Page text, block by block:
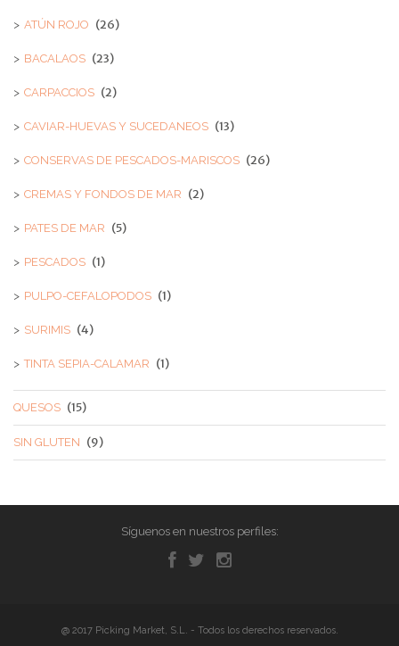
ATÚN ROJO (26)
BACALAOS (23)
CARPACCIOS (2)
CAVIAR-HUEVAS Y SUCEDANEOS (13)
CONSERVAS DE PESCADOS-MARISCOS (26)
CREMAS Y FONDOS DE MAR (2)
PATES DE MAR (5)
PESCADOS (1)
PULPO-CEFALOPODOS (1)
SURIMIS (4)
TINTA SEPIA-CALAMAR (1)
QUESOS (15)
SIN GLUTEN (9)
Síguenos en nuestros perfiles:
@ 2017 Picking Market, S.L. - Todos los derechos reservados.